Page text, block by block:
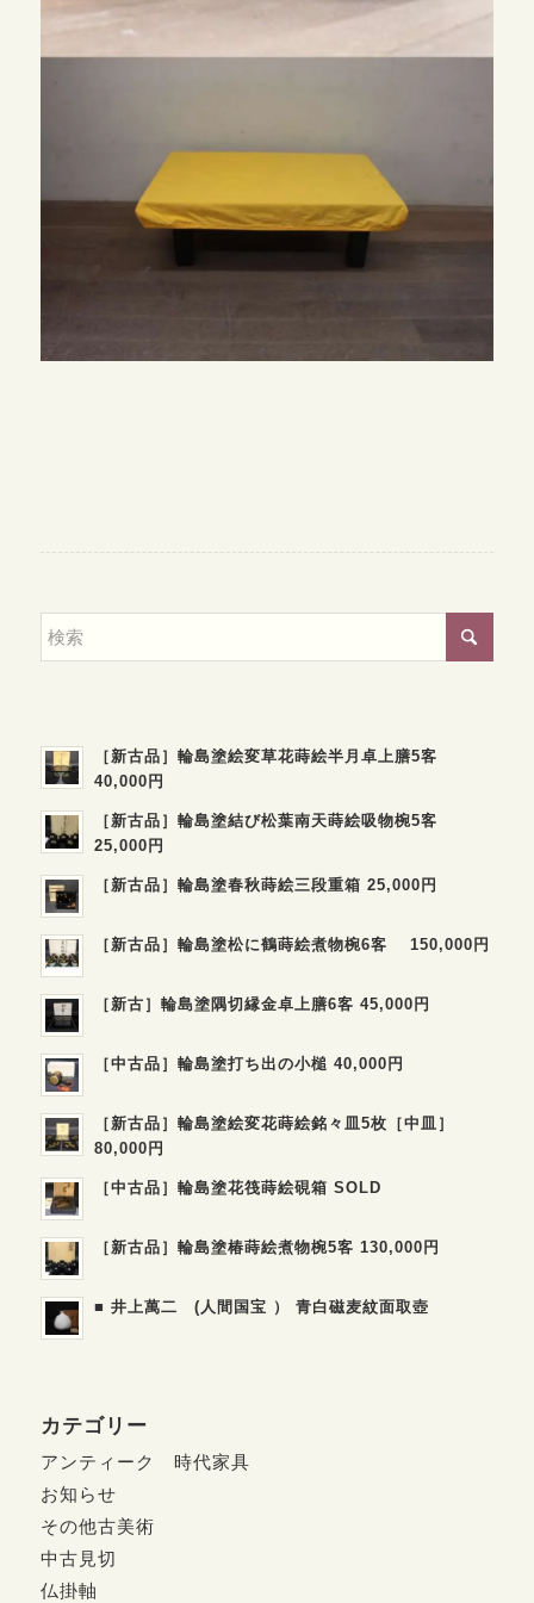
［新古品］輪島塗絵変草花蒔絵半月卓上膳5客
40,000円
［新古品］輪島塗結び松葉南天蒔絵吸物椀5客
25,000円
［新古品］輪島塗春秋蒔絵三段重箱 25,000円
［新古品］輪島塗松に鶴蒔絵煮物椀6客 150,000円
［新古］輪島塗隅切縁金卓上膳6客 45,000円
［中古品］輪島塗打ち出の小槌 40,000円
［新古品］輪島塗絵変花蒔絵銘々皿5枚［中皿］
80,000円
［中古品］輪島塗花筏蒔絵硯箱 SOLD
［新古品］輪島塗椿蒔絵煮物椀5客 130,000円
■ 井上萬二 (人間国宝 ） 青白磁麦紋面取壺
カテゴリー
アンティーク 時代家具
お知らせ
その他古美術
中古見切
仏掛軸